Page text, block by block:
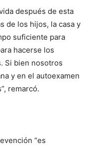
después de esta
de los hijos, la casa y
suficiente para
hacerse los
Si bien nosotros
y en el autoexamen
remarcó.
“es